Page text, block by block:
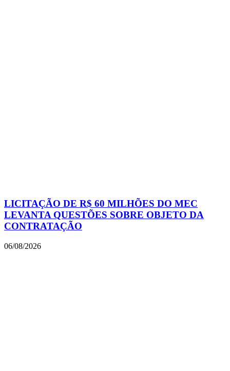
LICITAÇÃO DE R$ 60 MILHÕES DO MEC
LEVANTA QUESTÕES SOBRE OBJETO DA
CONTRATAÇÃO
06/08/2026